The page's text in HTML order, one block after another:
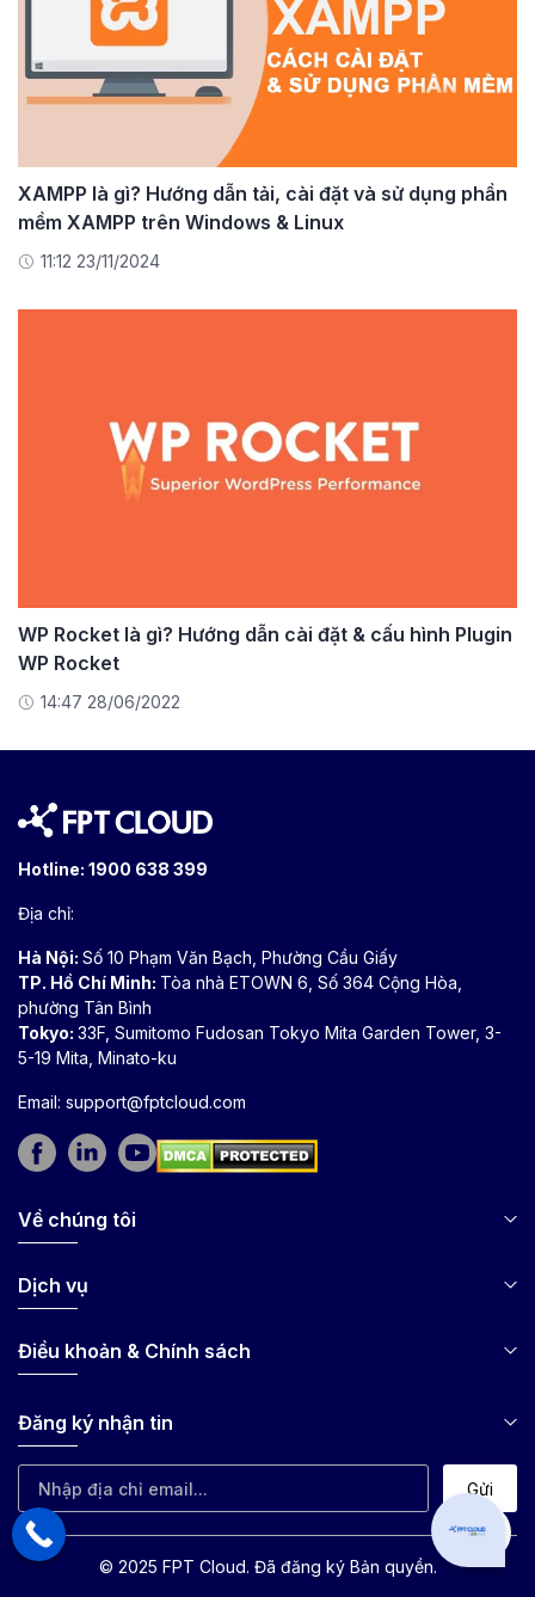
XAMPP là gì? Hướng dẫn tải, cài đặt và sử dụng phần
mềm XAMPP trên Windows & Linux
11:12 23/11/2024
WP Rocket là gì? Hướng dẫn cài đặt & cấu hình Plugin
WP Rocket
14:47 28/06/2022
Hotline: 1900 638 399
Địa chỉ:
Hà Nội: Số 10 Phạm Văn Bạch, Phường Cầu Giấy
TP. Hồ Chí Minh: Tòa nhà ETOWN 6, Số 364 Cộng Hòa,
phường Tân Bình
Tokyo: 33F, Sumitomo Fudosan Tokyo Mita Garden Tower, 3-
5-19 Mita, Minato-ku
Email: support@fptcloud.com
Về chúng tôi
Dịch vụ
Điều khoản & Chính sách
Đăng ký nhận tin
Gửi
© 2025 FPT Cloud. Đã đăng ký Bản quyền.
Can I